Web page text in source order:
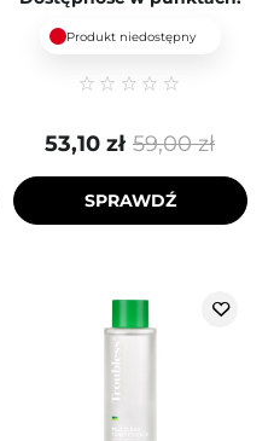
Produkt niedostępny
59,00 zł
53,10 zł
SPRAWDŹ